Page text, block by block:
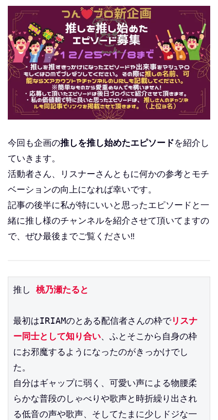
今回も企画の推しを推し始めたエピソードを紹介し
ていきます。
活動者さん、リスナーさんともに何かの参考とモチ
ベーションの向上になれば幸いです。
記事の後半に私が特にいいと思ったエピソードと一
緒に推し様のチャンネルを紹介させて頂いてますの
で、ぜひ最後までご覧ください‼
推し 桃乃瀬たると
最初はIRIAMのとある配信者さんの枠でリスナ
ー同士として知り合い、ふとそこから自身の枠
にお邪魔するようになったのがきっかけでし
た。
自分はギャップに弱く、可愛い声による物腰柔
らかな普段のしゃべりや歌声と時折繰り出され
る低音の声や歌声、そしてたまに少しドジな一